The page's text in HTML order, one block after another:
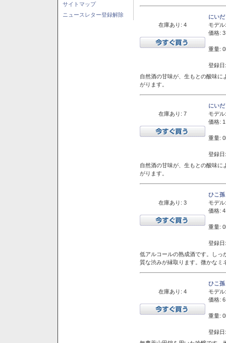
サイトマップ
ニュースレター登録解除
在庫あり: 4
にい
モデル:
価格:
重量:
登録
自然酒の甘味が、生もとの酸味
がります。
在庫あり: 7
にい
モデル:
価格:
重量:
登録
自然酒の甘味が、生もとの酸味
がります。
在庫あり: 3
ひこ
モデル:
価格:
重量:
登録
低アルコールの熟成酒です。しっ
質な渋みが縁取ります。微かなミ
在庫あり: 4
ひこ
モデル:
価格:
重量:
登録